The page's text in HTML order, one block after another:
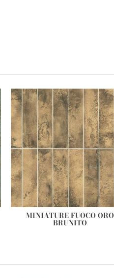
MINIATURE FUOCO ORO
BRUNITO